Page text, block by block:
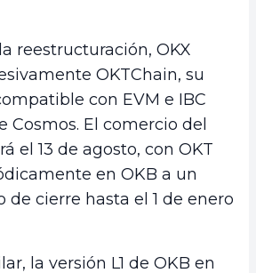
reestructuración, OKX
OKTChain, su
con EVM e IBC
Cosmos. El comercio del
el 13 de agosto, con OKT
en OKB a un
de cierre hasta el 1 de enero
la versión L1 de OKB en